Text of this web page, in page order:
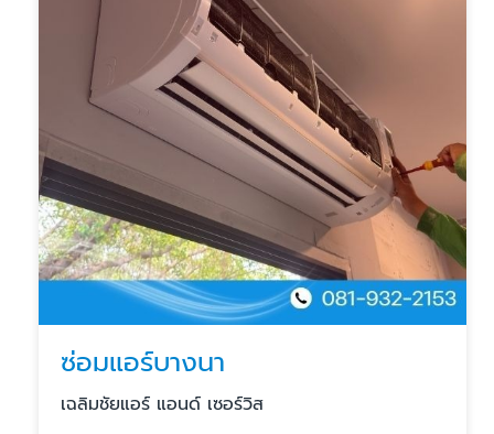
ซ่อมแอร์บางนา
เฉลิมชัยแอร์ แอนด์ เซอร์วิส